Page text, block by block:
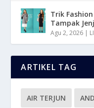
Trik
Tampak
Agu 2, 2026 |
ARTIKEL TAG
AIR TERJUN